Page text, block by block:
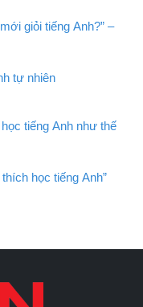
giỏi tiếng Anh?” –
tự nhiên
tiếng Anh như thế
học tiếng Anh”